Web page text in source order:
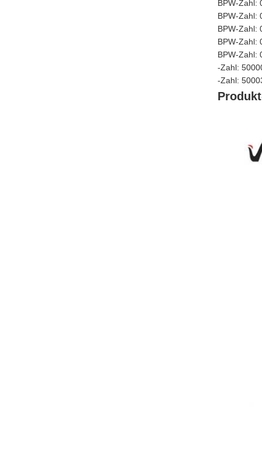
BPW-Zahl:
BPW-Zahl:
BPW-Zahl:
BPW-Zahl:
BPW-Zahl:
-Zahl:
-Zahl: